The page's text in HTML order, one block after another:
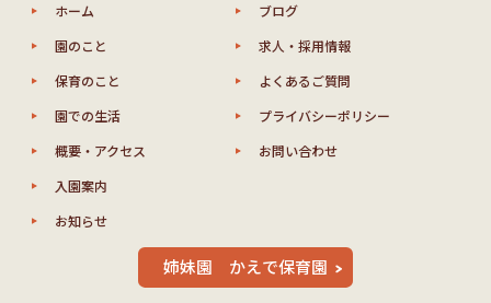
ホーム
園のこと
保育のこと
園での生活
概要・アクセス
入園案内
お知らせ
ブログ
求人・採用情報
よくあるご質問
プライバシーポリシー
お問い合わせ
姉妹園 かえで保育園